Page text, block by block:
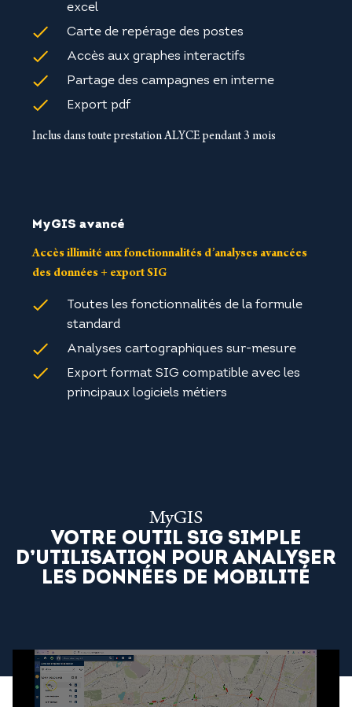
excel
Carte de repérage des postes
Accès aux graphes interactifs
Partage des campagnes en interne
Export pdf
Inclus dans toute prestation ALYCE pendant 3 mois
MyGIS avancé
Accès illimité aux fonctionnalités d’analyses avancées
des données + export SIG
Toutes les fonctionnalités de la formule
standard
Analyses cartographiques sur-mesure
Export format SIG compatible avec les
principaux logiciels métiers
MyGIS
VOTRE OUTIL SIG SIMPLE
D’UTILISATION POUR ANALYSER
LES DONNÉES DE MOBILITÉ